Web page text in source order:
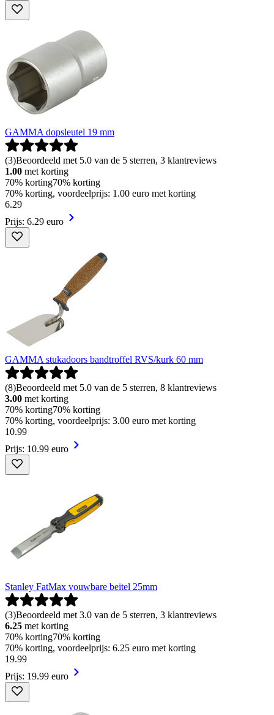
GAMMA dopsleutel 19 mm
(3)Beoordeeld met 5.0 van de 5 sterren, 3 klantreviews
1.00 met korting
70% korting70% korting
70% korting, voordeelprijs: 1.00 euro met korting
6.29
Prijs: 6.29 euro
GAMMA stukadoors bandtroffel RVS/kurk 60 mm
(8)Beoordeeld met 5.0 van de 5 sterren, 8 klantreviews
3.00 met korting
70% korting70% korting
70% korting, voordeelprijs: 3.00 euro met korting
10.99
Prijs: 10.99 euro
Stanley FatMax vouwbare beitel 25mm
(3)Beoordeeld met 3.0 van de 5 sterren, 3 klantreviews
6.25 met korting
70% korting70% korting
70% korting, voordeelprijs: 6.25 euro met korting
19.99
Prijs: 19.99 euro